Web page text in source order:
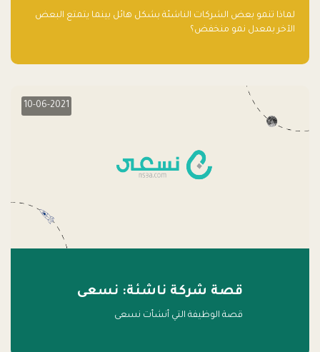
لماذا تنمو بعض الشركات الناشئة بشكل هائل بينما يتمتع البعض
الآخر بمعدل نمو منخفض؟
10-06-2021
قصة شركة ناشئة: نسعى
قصة الوظيفة التي أنشأت نسعى